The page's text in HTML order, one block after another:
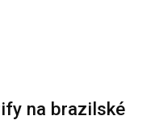
na brazilské